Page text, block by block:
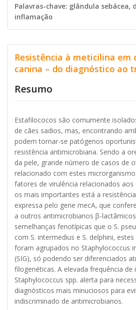
Palavras-chave: glândula sebácea,
inflamação
Resistência à meticilina
canina – do diagnóstico ao
Resumo
Estafilococos são comumente
de cães sadios, mas, encontrando
podem tornar-se patógenos
resistência antimicrobiana. Sendo a
da pele, grande número de casos de
relacionado com estes
fatores de virulência relacionados
os mais importantes está a
expressa pelo gene mecA, que
a outros antimicrobianos β-
semelhanças fenotípicas que o S.
com S. intermedius e S. delphini,
foram agrupados no Staphylococcus
(SIG), só podendo ser diferenciados
filogenéticas. A elevada frequência de
Staphylococcus spp. alerta para
diagnósticos mais minuciosos para
indiscriminado de antimicrobianos.